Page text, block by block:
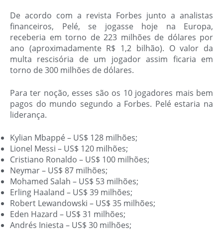
De acordo com a revista Forbes junto a analistas
financeiros, Pelé, se jogasse hoje na Europa,
receberia em torno de 223 milhões de dólares por
ano (aproximadamente R$ 1,2 bilhão). O valor da
multa rescisória de um jogador assim ficaria em
torno de 300 milhões de dólares.
Para ter noção, esses são os 10 jogadores mais bem
pagos do mundo segundo a Forbes. Pelé estaria na
liderança.
Kylian Mbappé – US$ 128 milhões;
Lionel Messi – US$ 120 milhões;
Cristiano Ronaldo – US$ 100 milhões;
Neymar – US$ 87 milhões;
Mohamed Salah – US$ 53 milhões;
Erling Haaland – US$ 39 milhões;
Robert Lewandowski – US$ 35 milhões;
Eden Hazard – US$ 31 milhões;
Andrés Iniesta – US$ 30 milhões;